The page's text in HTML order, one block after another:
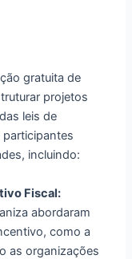
gratuita de
projetos
leis de
incluindo:
Fiscal:
abordaram
como a
as organizações